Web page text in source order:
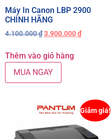
Máy In Canon LBP 2900
CHÍNH HÃNG
4.100.000₫3.900.000₫
Thêm vào giỏ hàng
MUA NGAY
Giảm giá!